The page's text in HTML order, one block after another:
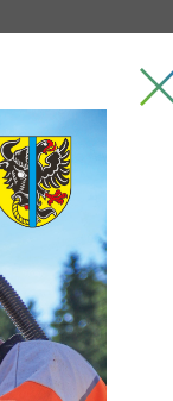
Archiv dotace